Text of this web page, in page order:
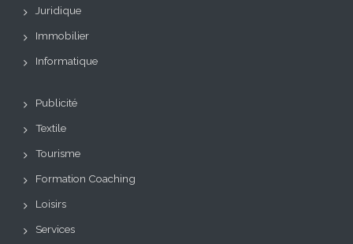
Juridique
Immobilier
Informatique
Publicité
Textile
Tourisme
Formation Coaching
Loisirs
Services